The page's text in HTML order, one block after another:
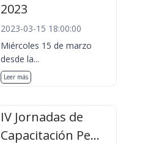
2023
2023-03-15 18:00:00
Miércoles 15 de marzo
desde la...
Leer más
IV Jornadas de
Capacitación Pe...